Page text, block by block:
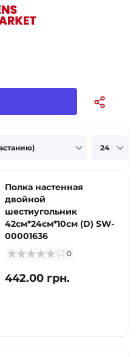
Полка настенная
двойной
шестиугольник
42см*24см*10см (D) SW-
00001636
0
442.00 грн.